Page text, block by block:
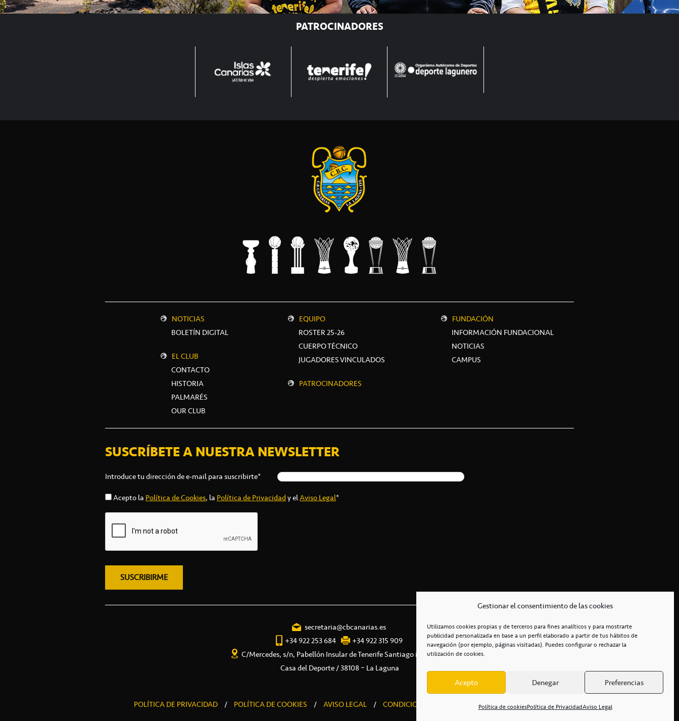
Gestionar el consentimiento de las cookies
Utilizamos cookies propias y de terceros para fines analíticos y para mostrarte
publicidad personalizada en base a un perfil elaborado a partir de tus hábitos de
navegación (por ejemplo, páginas visitadas). Puedes configurar o rechazar la
utilización de cookies.
Acepto Denegar Preferencias
Política de cookiesPolítica de PrivacidadAviso Legal
PATROCINADORES
NOTICIAS
BOLETÍN DIGITAL
EL CLUB
CONTACTO
HISTORIA
PALMARÉS
OUR CLUB
EQUIPO
ROSTER 25-26
CUERPO TÉCNICO
JUGADORES VINCULADOS
PATROCINADORES
FUNDACIÓN
INFORMACIÓN FUNDACIONAL
NOTICIAS
CAMPUS
SUSCRÍBETE A NUESTRA NEWSLETTER
Introduce tu dirección de e-mail para suscribirte*
Acepto la Política de Cookies, la Política de Privacidady elAviso Legal*
secretaria@cbcanarias.es
+34 922 253 684
+34 922 315 909
C/Mercedes, s/n, Pabellón Insular de Tenerife Santiago Martín
Casa del Deporte / 38108 – La Laguna
POLÍTICA DE PRIVACIDAD / POLÍTICA DE COOKIES / AVISO LEGAL / CONDICIONES COMERCIALES / ACCESIBILIDAD